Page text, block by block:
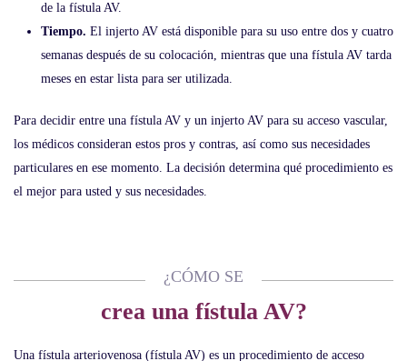
de la fístula AV.
Tiempo. El injerto AV está disponible para su uso entre dos y cuatro
semanas después de su colocación, mientras que una fístula AV tarda
meses en estar lista para ser utilizada.
Para decidir entre una fístula AV y un injerto AV para su acceso vascular,
los médicos consideran estos pros y contras, así como sus necesidades
particulares en ese momento. La decisión determina qué procedimiento es
el mejor para usted y sus necesidades.
¿CÓMO SE
crea una fístula AV?
Una fístula arteriovenosa (fístula AV) es un procedimiento de acceso